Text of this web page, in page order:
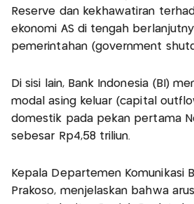
Reserve dan kekhawatiran
ekonomi AS di tengah
pemerintahan (government
Di sisi lain, Bank Indonesia (BI)
modal asing keluar (capital
domestik pada pekan pertama
sebesar Rp4,58 triliun.
Kepala Departemen Komunikasi
Prakoso, menjelaskan bahwa